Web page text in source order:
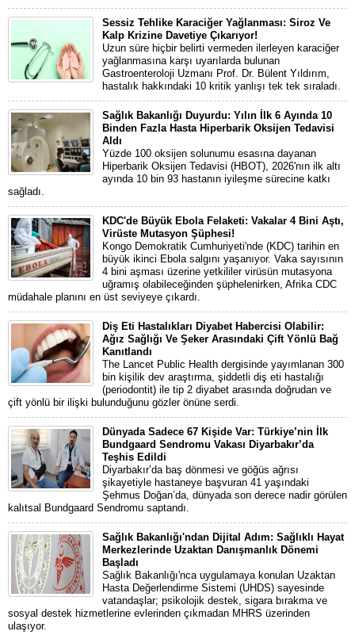
Sessiz Tehlike Karaciğer Yağlanması: Siroz Ve
Kalp Krizine Davetiye Çıkarıyor!
Uzun süre hiçbir belirti vermeden ilerleyen karaciğer
yağlanmasına karşı uyarılarda bulunan
Gastroenteroloji Uzmanı Prof. Dr. Bülent Yıldırım,
hastalık hakkındaki 10 kritik yanlışı tek tek sıraladı.
Sağlık Bakanlığı Duyurdu: Yılın İlk 6 Ayında 10
Binden Fazla Hasta Hiperbarik Oksijen Tedavisi
Aldı
Yüzde 100 oksijen solunumu esasına dayanan
Hiperbarik Oksijen Tedavisi (HBOT), 2026'nın ilk altı
ayında 10 bin 93 hastanın iyileşme sürecine katkı
sağladı.
KDC'de Büyük Ebola Felaketi: Vakalar 4 Bini Aştı,
Virüste Mutasyon Şüphesi!
Kongo Demokratik Cumhuriyeti'nde (KDC) tarihin en
büyük ikinci Ebola salgını yaşanıyor. Vaka sayısının
4 bini aşması üzerine yetkililer virüsün mutasyona
uğramış olabileceğinden şüphelenirken, Afrika CDC
müdahale planını en üst seviyeye çıkardı.
Diş Eti Hastalıkları Diyabet Habercisi Olabilir:
Ağız Sağlığı Ve Şeker Arasındaki Çift Yönlü Bağ
Kanıtlandı
The Lancet Public Health dergisinde yayımlanan 300
bin kişilik dev araştırma, şiddetli diş eti hastalığı
(periodontit) ile tip 2 diyabet arasında doğrudan ve
çift yönlü bir ilişki bulunduğunu gözler önüne serdi.
Dünyada Sadece 67 Kişide Var: Türkiye’nin İlk
Bundgaard Sendromu Vakası Diyarbakır’da
Teşhis Edildi
Diyarbakır’da baş dönmesi ve göğüs ağrısı
şikayetiyle hastaneye başvuran 41 yaşındaki
Şehmus Doğan’da, dünyada son derece nadir görülen
kalıtsal Bundgaard Sendromu saptandı.
Sağlık Bakanlığı'ndan Dijital Adım: Sağlıklı Hayat
Merkezlerinde Uzaktan Danışmanlık Dönemi
Başladı
Sağlık Bakanlığı'nca uygulamaya konulan Uzaktan
Hasta Değerlendirme Sistemi (UHDS) sayesinde
vatandaşlar; psikolojik destek, sigara bırakma ve
sosyal destek hizmetlerine evlerinden çıkmadan MHRS üzerinden
ulaşıyor.